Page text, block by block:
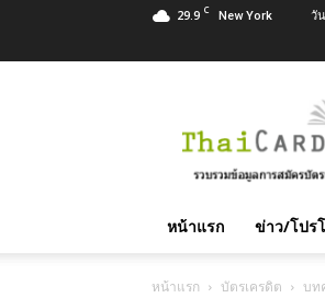
29.9 C New York วั
เครดิต
บัตร
เงินสด
เชื่อ
หน้าแรก ข่าว/โปร
หน้าแรก บัตรเครดิต บท